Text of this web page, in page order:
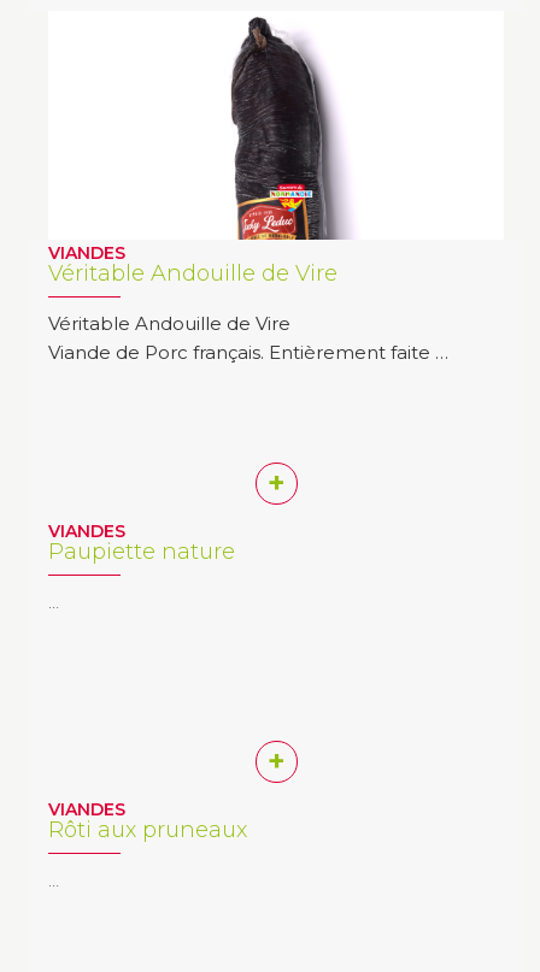
VIANDES
Véritable Andouille de Vire
Véritable Andouille de Vire
Viande de Porc français. Entièrement faite …
+
VIANDES
Paupiette nature
…
+
VIANDES
Rôti aux pruneaux
…